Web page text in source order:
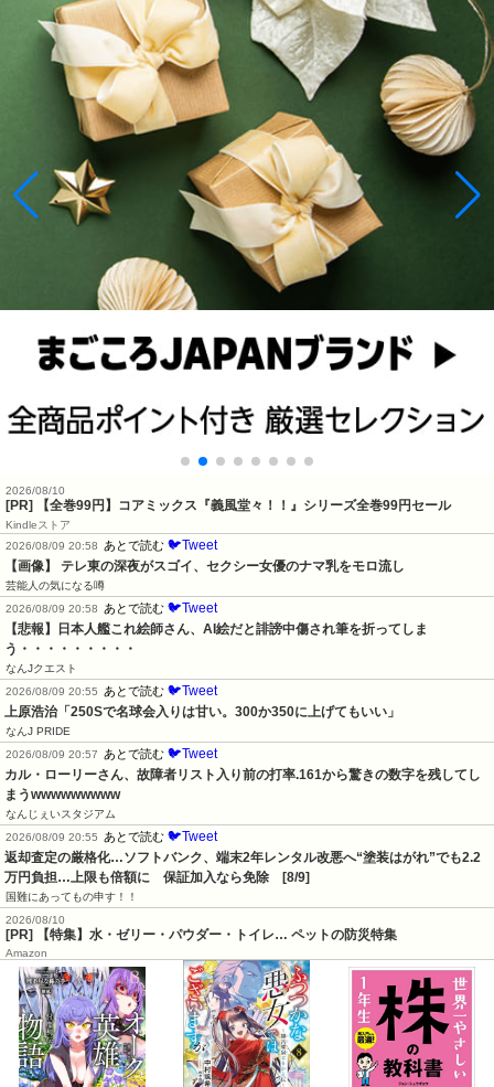
2026/08/10
[PR] 【全巻99円】コアミックス『義風堂々！！』シリーズ全巻99円セール
Kindleストア
2026/08/09 20:58
あとで読む 🐦Tweet
【画像】 テレ東の深夜がスゴイ、セクシー女優のナマ乳をモロ流し
芸能人の気になる噂
2026/08/09 20:58
あとで読む 🐦Tweet
【悲報】日本人艦これ絵師さん、AI絵だと誹謗中傷され筆を折ってしま
う・・・・・・・・・
なんJクエスト
2026/08/09 20:55
あとで読む 🐦Tweet
上原浩治「250Sで名球会入りは甘い。300か350に上げてもいい」
なんJ PRIDE
2026/08/09 20:57
あとで読む 🐦Tweet
カル・ローリーさん、故障者リスト入り前の打率.161から驚きの数字を残してし
まうwwwwwwwww
なんじぇいスタジアム
2026/08/09 20:55
あとで読む 🐦Tweet
返却査定の厳格化…ソフトバンク、端末2年レンタル改悪へ“塗装はがれ”でも2.2
万円負担…上限も倍額に　保証加入なら免除　[8/9]
国難にあってもの申す！！
2026/08/10
[PR] 【特集】水・ゼリー・パウダー・トイレ… ペットの防災特集
Amazon